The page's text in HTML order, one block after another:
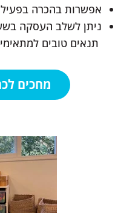
אפשרות בהכרה
ניתן לשלב העסקה
תנאים טובים
מחכים